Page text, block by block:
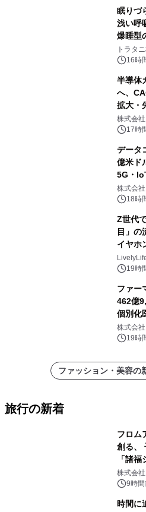
眠りづ
浅い呼
爆睡型
説
トラタ
16時
半導体
へ、
拡大・
加速
株式会
17時
データ
億米ド
5G・
株式会
18時
Z世代
目」の
イヤホ
ー付き
く活用
19時
ファー
462億
個別化
代ヘル
株式会
19時
ファッション・美容の
旅行の新着
フロム
創る、
「諸
(日)開
株式会
9時間
時間に